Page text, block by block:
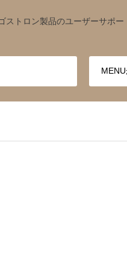
ストロン製品のユーザーサポー